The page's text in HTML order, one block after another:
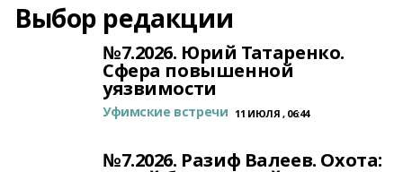
Выбор редакции
№7.2026. Юрий Татаренко.
Сфера повышенной
уязвимости
Уфимские встречи 11 ИЮЛЯ , 06:44
№7.2026. Разиф Валеев. Охота: